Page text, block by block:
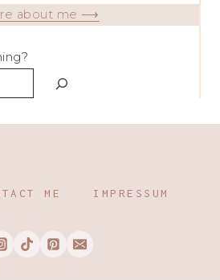
about me ⟶
ME IMPRESSUM